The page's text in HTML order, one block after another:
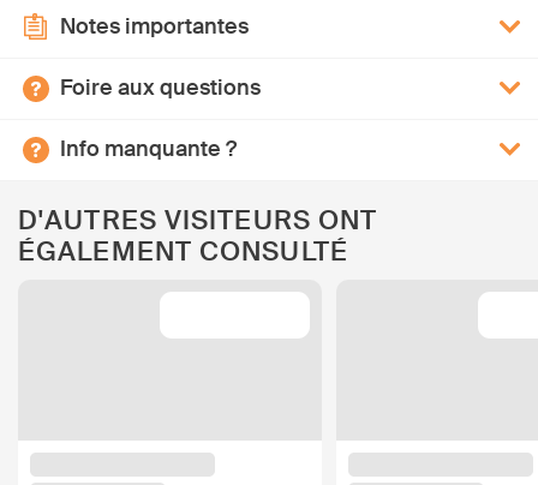
Notes importantes
Foire aux questions
Info manquante ?
D'AUTRES VISITEURS ONT
ÉGALEMENT CONSULTÉ